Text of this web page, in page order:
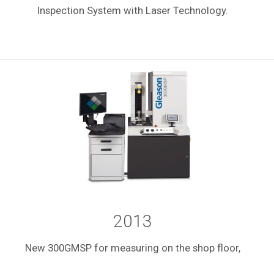
Inspection System with Laser Technology.
2013
New 300GMSP for measuring on the shop floor,